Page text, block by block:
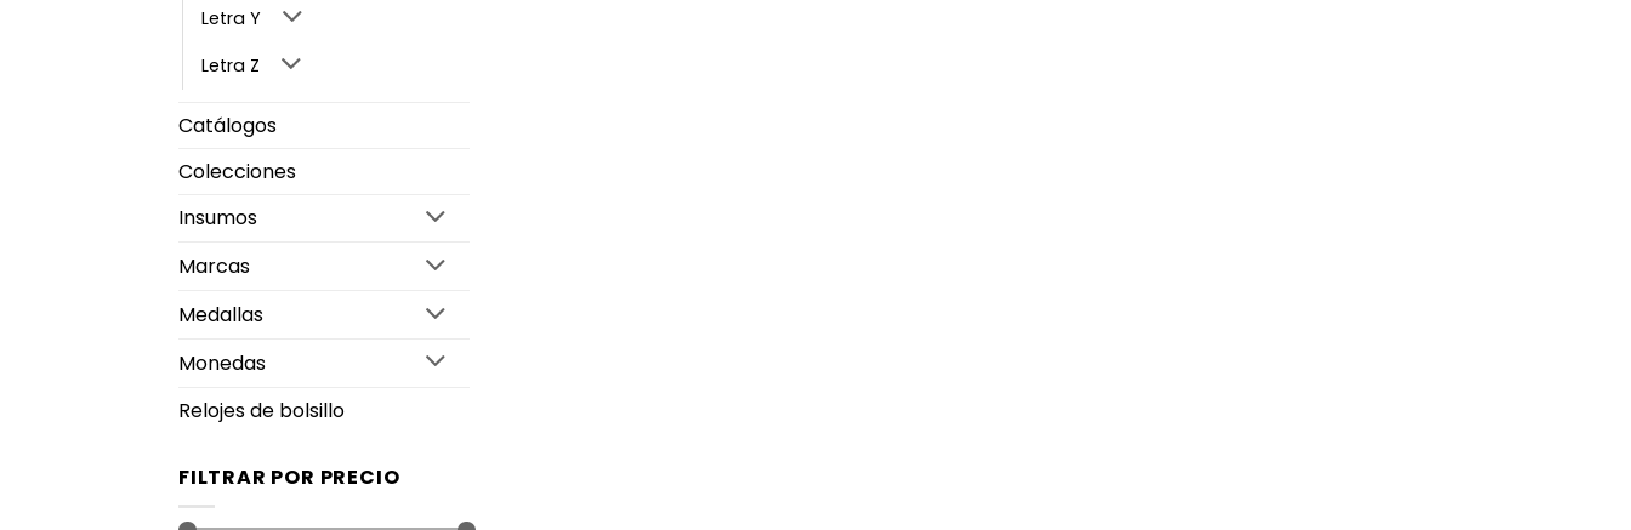
Letra Y
Letra Z
Catálogos
Colecciones
Insumos
Marcas
Medallas
Monedas
Relojes de bolsillo
FILTRAR POR PRECIO